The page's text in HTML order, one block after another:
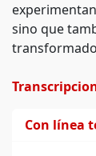
sino que
Con línea